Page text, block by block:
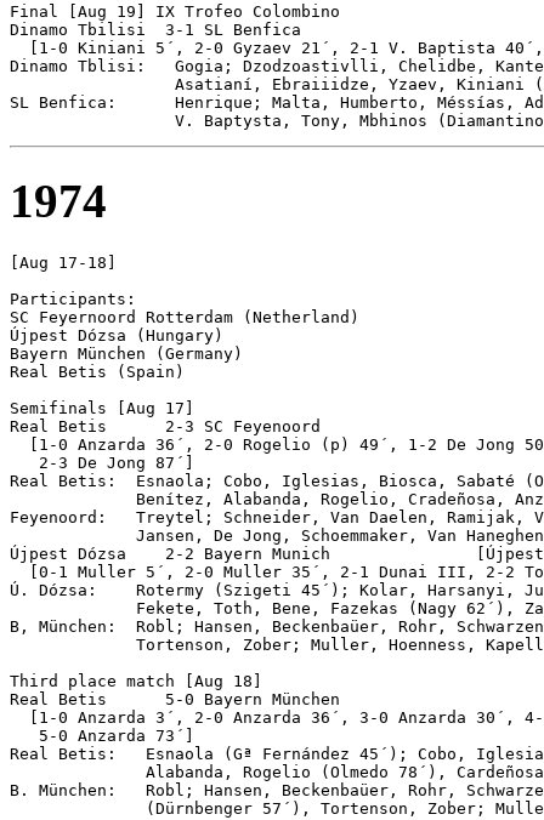
Final [Aug 19] IX Trofeo Colombino
Dinamo Tbilisi	3-1 SL Benfica
[1-0 Kiniani 5´, 2-0 Gyzaev 21´, 2-1 V. Baptista
Dinamo Tblisi:   Gogia; Dzodzoastivlli, Chelidbe,
Asatianí, Ebraiiidze, Yzaev, Kiniani
SL Benfica:      Henrique; Malta, Humberto, Méssías,
1974
[Aug 17-18]
Participants:
SC Feyernoord Rotterdam (Netherland)
Újpest Dózsa (Hungary)
Bayern München (Germany)
Real Betis (Spain)
Semifinals [Aug 17]
Real Betis	2-3 SC Feyenoord
[1-0 Anzarda 36´, 2-0 Rogelio (p) 49´, 1-2 De Jong
   2-3 De Jong 87´]
Real Betis:  Esnaola; Cobo, Iglesias, Biosca, Sabaté
Benítez, Alabanda, Rogelio, Cradeñosa,
Feyenoord:   Treytel; Schneider, Van Daelen, Ramijak,
Jansen, De Jong, Schoemmaker, Van
Újpest Dózsa	2-2 Bayern Munich		[Újpest on pen]
[0-1 Muller 5´, 2-0 Muller 35´, 2-1 Dunai III, 2-2
Ú. Dózsa:    Rotermy (Szigeti 45´); Kolar, Harsanyi,
Fekete, Toth, Bene, Fazekas (Nagy 62´),
B, München:  Robl; Hansen, Beckenbaüer, Rohr,
Tortenson, Zober; Muller, Hoenness,
Third place match [Aug 18]
Real Betis	5-0 Bayern München
[1-0 Anzarda 3´, 2-0 Anzarda 36´, 3-0 Anzarda 30´,
   5-0 Anzarda 73´]
Real Betis:   Esnaola (Gª Fernández 45´); Cobo,
Alabanda, Rogelio (Olmedo 78´),
B. München:   Robl; Hansen, Beckenbaüer, Rohr,
(Dürnbenger 57´), Tortenson, Zober;